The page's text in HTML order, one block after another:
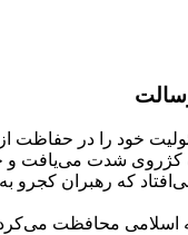
خود را در حفاظت
شدت می‌یافت و
که رهبران
محافظت